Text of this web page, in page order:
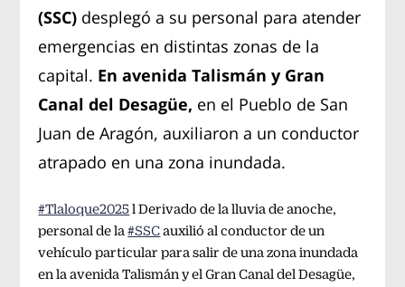
(SSC) desplegó a su personal para atender
emergencias en distintas zonas de la
capital. En avenida Talismán y Gran
Canal del Desagüe, en el Pueblo de San
Juan de Aragón, auxiliaron a un conductor
atrapado en una zona inundada.
#Tlaloque2025l Derivado de la lluvia de anoche,
personal de la#SSCauxilió al conductor de un
vehículo particular para salir de una zona inundada
en la avenida Talismán y el Gran Canal del Desagüe,